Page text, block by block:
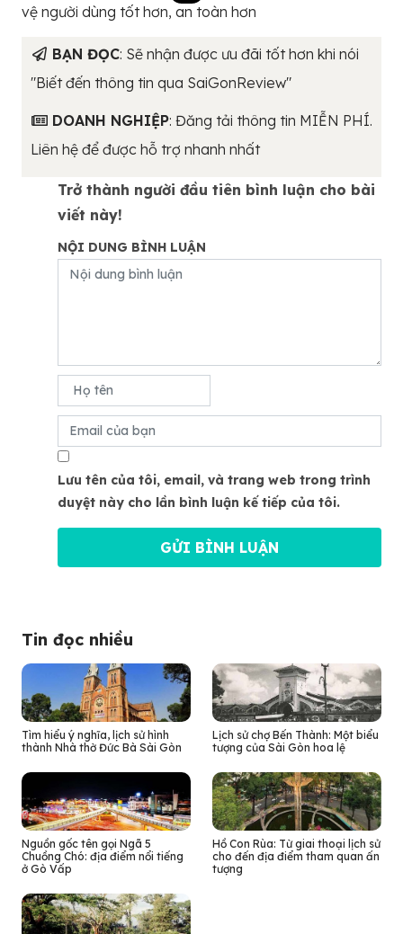
vệ người dùng tốt hơn, an toàn hơn
BẠN ĐỌC: Sẽ nhận được ưu đãi tốt hơn khi nói
"Biết đến thông tin qua SaiGonReview"
DOANH NGHIỆP: Đăng tải thông tin MIỄN PHÍ.
Liên hệ để được hỗ trợ nhanh nhất
Trở thành người đầu tiên bình luận cho bài
viết này!
NỘI DUNG BÌNH LUẬN
Lưu tên của tôi, email, và trang web trong trình
duyệt này cho lần bình luận kế tiếp của tôi.
Tin đọc nhiều
Tìm hiểu ý nghĩa, lịch sử hình
thành Nhà thờ Đức Bà Sài Gòn
Lịch sử chợ Bến Thành: Một biểu
tượng của Sài Gòn hoa lệ
Nguồn gốc tên gọi Ngã 5
Chuồng Chó: địa điểm nổi tiếng
ở Gò Vấp
Hồ Con Rùa: Từ giai thoại lịch sử
cho đến địa điểm tham quan ấn
tượng